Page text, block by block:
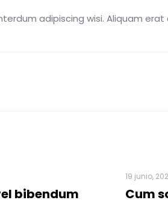
adipiscing wisi. Aliquam
bibendum
19 junio,
Cum